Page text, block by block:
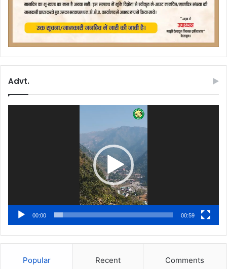
Advt.
00:00 00:59
Popular Recent Comments